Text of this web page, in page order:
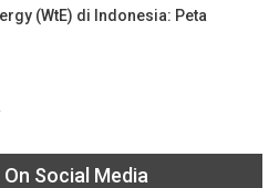
(WtE) di Indonesia: Peta
On Social Media